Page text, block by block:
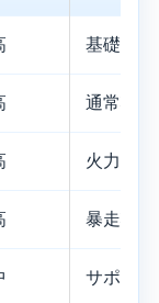
基礎ス
通常状
火力に
暴走状
サポー